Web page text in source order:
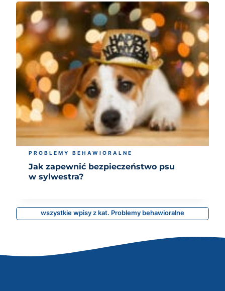
PROBLEMY BEHAWIORALNE
Jak zapewnić bezpieczeństwo psu
w sylwestra?
wszystkie wpisy z kat. Problemy behawioralne